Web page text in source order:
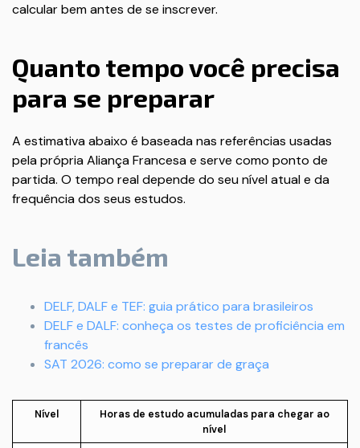
calcular bem antes de se inscrever.
Quanto tempo você precisa
para se preparar
A estimativa abaixo é baseada nas referências usadas
pela própria Aliança Francesa e serve como ponto de
partida. O tempo real depende do seu nível atual e da
frequência dos seus estudos.
Leia também
DELF, DALF e TEF: guia prático para brasileiros
DELF e DALF: conheça os testes de proficiência em
francês
SAT 2026: como se preparar de graça
Nível
Horas de estudo acumuladas para chegar ao
nível